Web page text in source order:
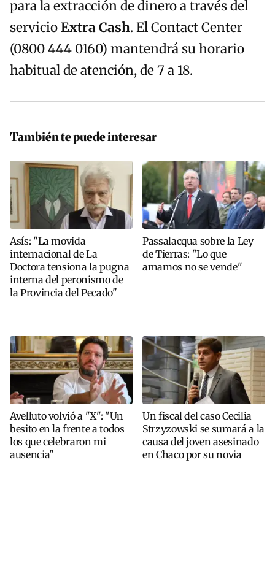
para la extracción de dinero a través del
servicioExtra Cash. El Contact Center
(0800 444 0160) mantendrá su horario
habitual de atención, de 7 a 18.
También te puede interesar
Asís: "La movida
internacional de La
Doctora tensiona la pugna
interna del peronismo de
la Provincia del Pecado"
Passalacqua sobre la Ley
de Tierras: "Lo que
amamos no se vende"
Avelluto volvió a "X": "Un
besito en la frente a todos
los que celebraron mi
ausencia"
Un fiscal del caso Cecilia
Strzyzowski se sumará a la
causa del joven asesinado
en Chaco por su novia